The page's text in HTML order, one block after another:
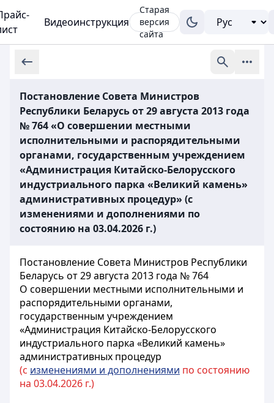
Видеоинструкция
Старая
версия
сайта
Постановление Совета Министров
Республики Беларусь от 29 августа 2013 года
№ 764 «О совершении местными
исполнительными и распорядительными
органами, государственным учреждением
«Администрация Китайско-Белорусского
индустриального парка «Великий камень»
административных процедур» (с
изменениями и дополнениями по
состоянию на 03.04.2026 г.)
Постановление Совета Министров Республики
Беларусь от 29 августа 2013 года № 764
О совершении местными исполнительными и
распорядительными органами,
государственным учреждением
«Администрация Китайско-Белорусского
индустриального парка «Великий камень»
административных процедур
(с изменениями и дополнениями по состоянию
на 03.04.2026 г.)